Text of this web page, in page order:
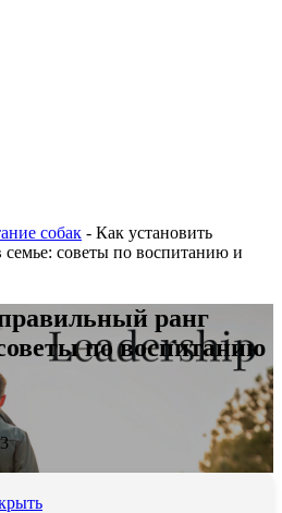
собак - Как установить
советы по воспитанию и
ранг
по воспитанию